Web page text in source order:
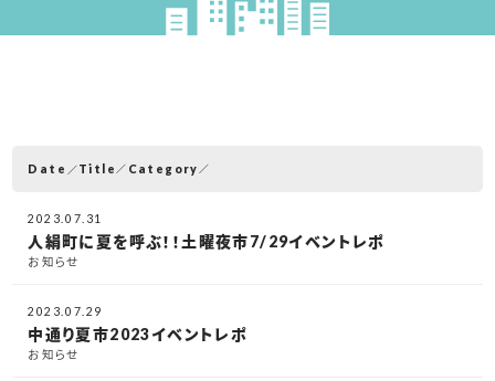
Date Title Category
2023.07.31
人絹町に夏を呼ぶ！！土曜夜市7/29イベントレポ
お知らせ
2023.07.29
中通り夏市2023イベントレポ
お知らせ